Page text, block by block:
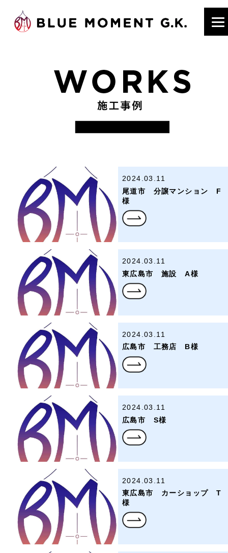
2024.03.11
尾道市 分譲マンション F
様
2024.03.11
東広島市 施設 A様
2024.03.11
広島市 工務店 B様
2024.03.11
広島市 S様
2024.03.11
東広島市 カーショップ T
様